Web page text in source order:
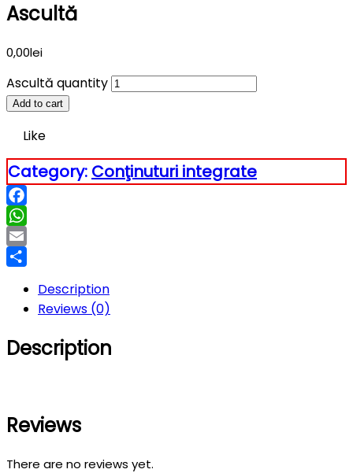
Ascultă
0,00lei
Ascultă quantity
Add to cart
Like
Category: Conţinuturi integrate
Facebook
WhatsApp
Email
Description
Reviews (0)
Description
Reviews
There are no reviews yet.